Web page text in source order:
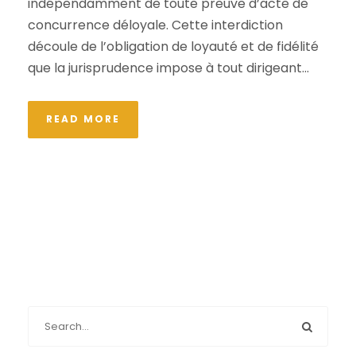
concurrence déloyale. Cette interdiction
découle de l’obligation de loyauté et de fidélité
que la jurisprudence impose à tout dirigeant...
READ MORE